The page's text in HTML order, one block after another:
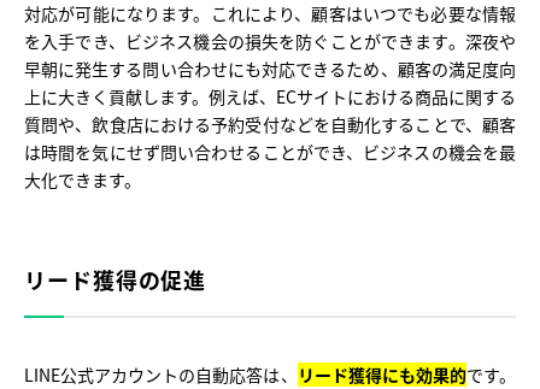
対応が可能になります。これにより、顧客はいつでも必要な情報
を入手でき、ビジネス機会の損失を防ぐことができます。深夜や
早朝に発生する問い合わせにも対応できるため、顧客の満足度向
上に大きく貢献します。例えば、ECサイトにおける商品に関する
質問や、飲食店における予約受付などを自動化することで、顧客
は時間を気にせず問い合わせることができ、ビジネスの機会を最
大化できます。
リード獲得の促進
LINE公式アカウントの自動応答は、 リード獲得にも効果的です。